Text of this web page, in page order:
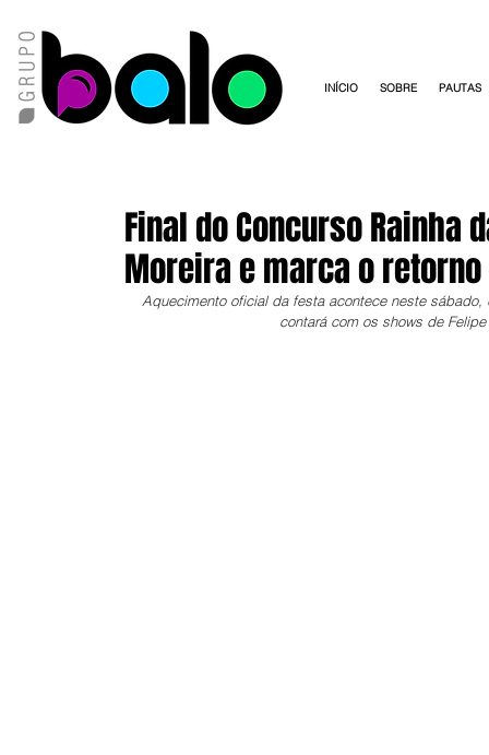
INÍCIO SOBRE PAUTAS
Final do Concurso Rainha
Moreira e marca o
Aquecimento oficial da festa acontece neste
contará com os shows de